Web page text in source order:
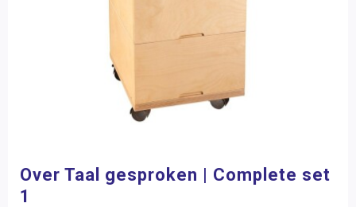
Over Taal gesproken | Complete set
1